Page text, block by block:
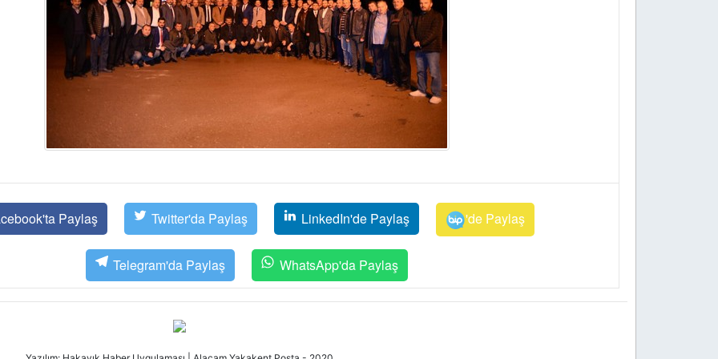
Paylaş Twitter'da Paylaş LinkedIn'de Paylaş 'de Paylaş
Telegram'da Paylaş WhatsApp'da Paylaş